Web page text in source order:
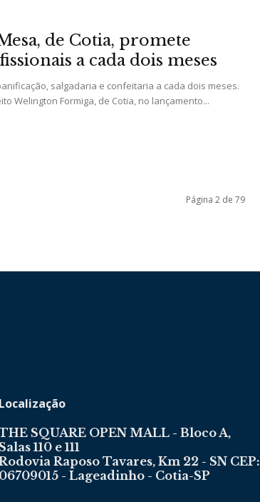
de Cotia, promete
a cada dois meses
salgadaria e confeitaria a cada dois meses.
Welington Formiga, de Cotia, no lançamento...
Página 2 de 79
Localização
SQUARE OPEN MALL - Bloco A,
Salas 110 e 111
Raposo Tavares, Km 22 - SN CEP:
06709015 - Lageadinho - Cotia-SP